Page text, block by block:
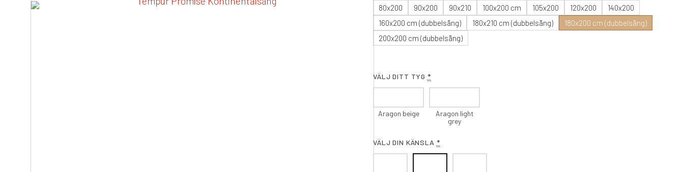
80x200 90x200 90x210 100x200 cm 105x200 120x200
140x200
160x200 cm (dubbelsäng)
180x210 cm (dubbelsäng)
180x200 cm (dubbelsäng)
200x200 cm (dubbelsäng)
VÄLJ DITT TYG *
Aragon beige
Aragon light
grey
VÄLJ DIN KÄNSLA *